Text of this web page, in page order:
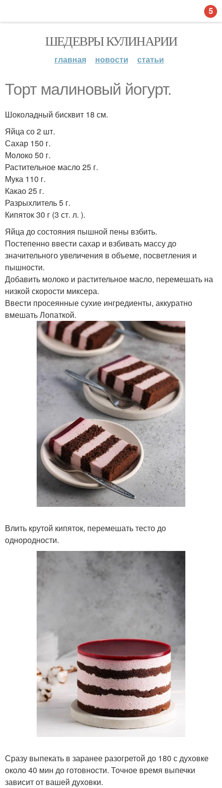
ШЕДЕВРЫ КУЛИНАРИИ
главная новости статьи
Торт малиновый йогурт.
Шоколадный бисквит 18 см.
Яйца со 2 шт.
Сахар 150 г.
Молоко 50 г.
Растительное масло 25 г.
Мука 110 г.
Какао 25 г.
Разрыхлитель 5 г.
Кипяток 30 г (3 ст. л. ).
Яйца до состояния пышной пены взбить.
Постепенно ввести сахар и взбивать массу до
значительного увеличения в объеме, посветления и
пышности.
Добавить молоко и растительное масло, перемешать на
низкой скорости миксера.
Ввести просеянные сухие ингредиенты, аккуратно
вмешать Лопаткой.
Влить крутой кипяток, перемешать тесто до
однородности.
Сразу выпекать в заранее разогретой до 180 с духовке
около 40 мин до готовности. Точное время выпечки
зависит от вашей духовки.
5